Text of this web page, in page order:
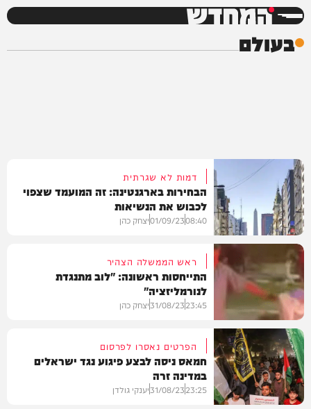
המחדש
בעולם
בעולם
דמות לא שגרתית
הבחירות בארגנטינה: זה המועמד שצפוי
לכבוש את הנשיאות
08:40
01/09/23יצחק כהן
חדשות
ראש הממשלה הצהיר
התייחסות ראשונה: "לוב מתנגדת
לנורמליזציה"
23:45
31/08/23יצחק כהן
הפרטים נאסרו לפרסום
חמאס ניסה לבצע פיגוע נגד ישראלים
במדינה זרה
23:25
31/08/23יענקי גולדן